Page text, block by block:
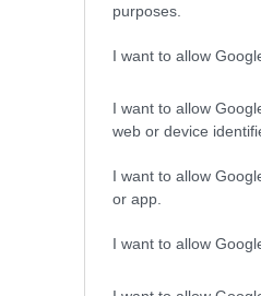
purposes.
I want to allow
I want to allow
web or device
I want to allow
or app.
I want to allow
πως επρόκειτο για
και ένα
που
στο σενάριο της